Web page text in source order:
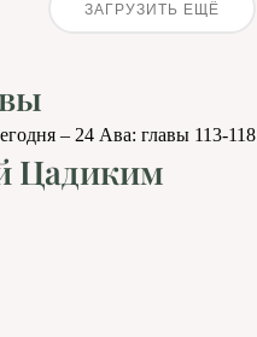
ЗАГРУЗИТЬ ЕЩЁ
– 24 Ава: главы 113-118
Цадиким